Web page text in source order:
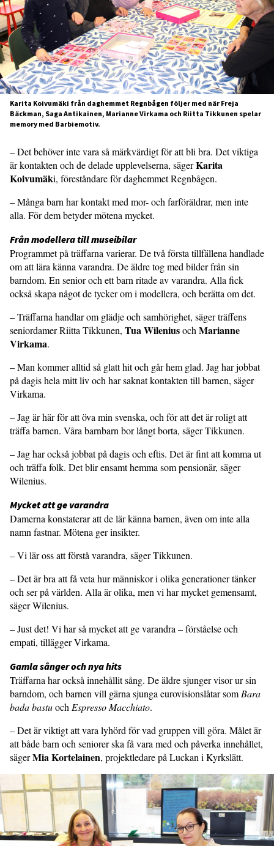
Karita Koivumäki från daghemmet Regnbågen följer med när Freja
Bäckman, Saga Antikainen, Marianne Virkama och Riitta Tikkunen spelar
memory med Barbiemotiv.
– Det behöver inte vara så märkvärdigt för att bli bra. Det viktiga
är kontakten och de delade upplevelserna, sägerKarita
Koivumäki, föreståndare för daghemmet Regnbågen.
– Många barn har kontakt med mor- och farföräldrar, men inte
alla. För dem betyder mötena mycket.
Från modellera till museibilar
Programmet på träffarna varierar. De två första tillfällena handlade
om att lära känna varandra. De äldre tog med bilder från sin
barndom. En senior och ett barn ritade av varandra. Alla fick
också skapa något de tycker om i modellera, och berätta om det.
– Träffarna handlar om glädje och samhörighet, säger träffens
seniordamer Riitta Tikkunen, Tua Wileniusoch Marianne
Virkama.
– Man kommer alltid så glatt hit och går hem glad. Jag har jobbat
på dagis hela mitt liv och har saknat kontakten till barnen, säger
Virkama.
– Jag är här för att öva min svenska, och för att det är roligt att
träffa barnen. Våra barnbarn bor långt borta, säger Tikkunen.
– Jag har också jobbat på dagis och eftis. Det är fint att komma ut
och träffa folk. Det blir ensamt hemma som pensionär, säger
Wilenius.
Mycket att ge varandra
Damerna konstaterar att de lär känna barnen, även om inte alla
namn fastnar. Mötena ger insikter.
– Vi lär oss att förstå varandra, säger Tikkunen.
– Det är bra att få veta hur människor i olika generationer tänker
och ser på världen. Alla är olika, men vi har mycket gemensamt,
säger Wilenius.
– Just det! Vi har så mycket att ge varandra – förståelse och
empati, tillägger Virkama.
Gamla sånger och nya hits
Träffarna har också innehållit sång. De äldre sjunger visor ur sin
barndom, och barnen vill gärna sjunga eurovisionslåtar som Bara
bada bastuoch Espresso Macchiato.
– Det är viktigt att vara lyhörd för vad gruppen vill göra. Målet är
att både barn och seniorer ska få vara med och påverka innehållet,
sägerMia Kortelainen, projektledare på Luckan i Kyrkslätt.